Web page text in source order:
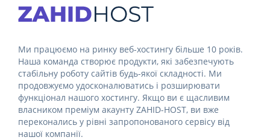
Ми працюємо на ринку веб-хостингу більше 10 років.
Наша команда створює продукти, які забезпечують
стабільну роботу сайтів будь-якої складності. Ми
продовжуємо удосконалюватись і розширювати
функціонал нашого хостингу. Якщо ви є щасливим
власником преміум акаунту ZAHID-HOST, ви вже
переконались у рівні запропонованого сервісу від
нашої компанії.